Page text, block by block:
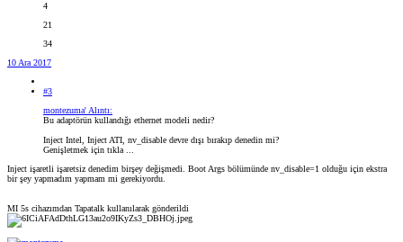
4
21
34
10 Ara 2017
#3
montezuma' Alıntı:
Bu adaptörün kullandığı ethernet modeli nedir?
Inject Intel, Inject ATI, nv_disable devre dışı bırakıp denedin mi?
Genişletmek için tıkla ...
Inject işaretli işaretsiz denedim birşey değişmedi. Boot Args bölümünde nv_disable=1 olduğu için ekstra
bir şey yapmadım yapmam mi gerekiyordu.
MI 5s cihazımdan Tapatalk kullanılarak gönderildi